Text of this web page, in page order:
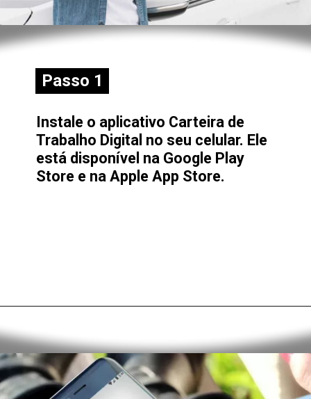
Instale o aplicativo Carteira de
Trabalho Digital no seu celular. Ele
está disponível na Google Play
Store e na Apple App Store.
Passo 1
Passo 1